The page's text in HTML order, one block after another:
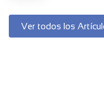
Ver todos los